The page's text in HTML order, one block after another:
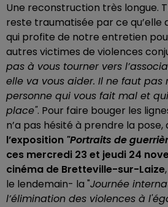
Une reconstruction très longue.
reste traumatisée par ce qu’elle
qui profite de notre entretien
autres victimes de violences
pas à vous tourner vers
elle va vous aider. Il ne faut pas
personne qui vous fait mal et
place". Pour faire bouger les
n’a pas hésité à prendre la
l’exposition "Portraits de
ces mercredi 23 et jeudi 24
cinéma de Bretteville-sur-Laize
le lendemain- la "Journée
l’élimination des violences à